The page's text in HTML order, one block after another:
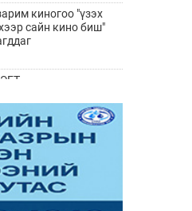
киногоо "үзэх
сайн кино биш"
цаг агаарын